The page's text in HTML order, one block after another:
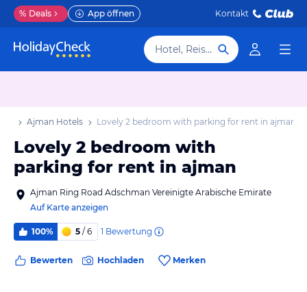
% Deals App öffnen Kontakt
Hotel, Reiseziel
Ajman Hotels Lovely 2 bedroom with parking for rent in ajman
Lovely 2 bedroom with
parking for rent in ajman
Ajman Ring Road Adschman Vereinigte Arabische Emirate
Auf Karte anzeigen
100% 5 / 6 1 Bewertung
Bewerten Hochladen Merken